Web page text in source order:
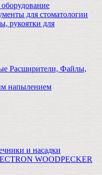
для стоматологии
рукоятки для
Расширители, Файлы,
напылением
и насадки
WOODPECKER